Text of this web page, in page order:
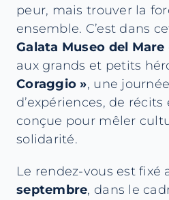
peur, mais trouver la
ensemble. C’est dans
Galata Museo del Mare
aux grands et petits
Coraggio », une
d’expériences, de récits
conçue pour mêler
solidarité.
Le rendez-vous est fixé
septembre, dans le